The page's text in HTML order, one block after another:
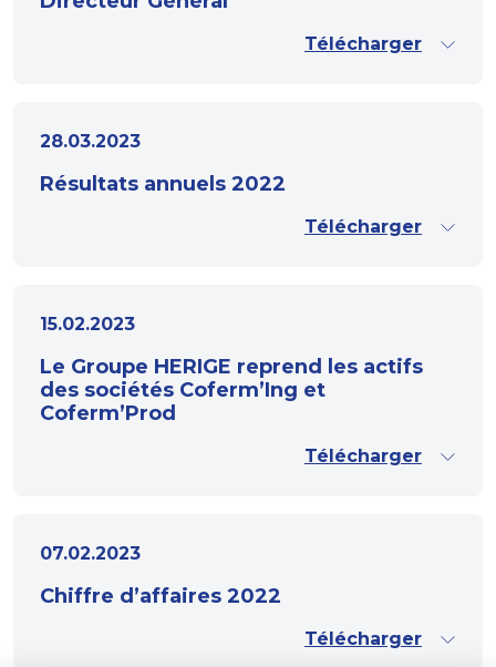
Télécharger
28.03.2023
Résultats annuels 2022
Télécharger
15.02.2023
Le Groupe HERIGE reprend les actifs
des sociétés Coferm’Ing et
Coferm’Prod
Télécharger
07.02.2023
Chiffre d’affaires 2022
Télécharger